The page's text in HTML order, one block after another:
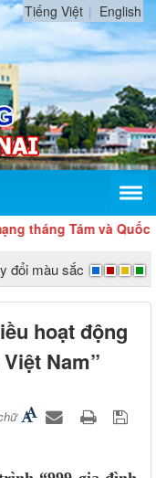
Tiếng Việt English
Tám và Quốc khánh
đổi màu sắc
hoạt động
Nam”